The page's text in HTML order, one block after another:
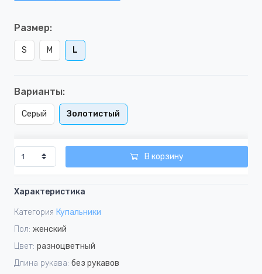
Размер:
S M L
Варианты:
Серый Золотистый
В корзину
Характеристика
Категория Купальники
Пол: женский
Цвет: разноцветный
Длина рукава: без рукавов